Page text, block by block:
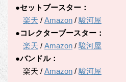
●セットブースター：
楽天 / Amazon /駿河屋
●コレクターブースター：
楽天 / Amazon /駿河屋
●バンドル：
楽天 / Amazon /駿河屋